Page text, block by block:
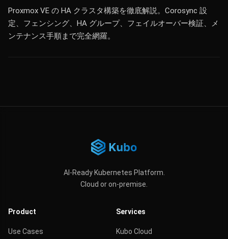
Proxmox VE の HA クラスタ構築を徹底解説。Corosync 設
定、フェンシング、HA グループ、フェイルオーバー検証、メ
ンテナンス手順まで完全網羅。
AI-Ready Kubernetes Platform.
Cloud or on-premise.
Product
Use Cases
Services
Kubo Cloud